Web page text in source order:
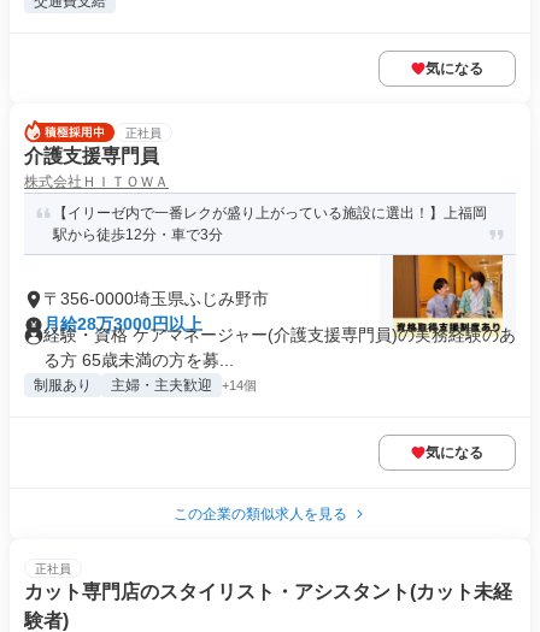
気になる
正社員
介護支援専門員
株式会社ＨＩＴＯＷＡ
【イリーゼ内で一番レクが盛り上がっている施設に選出！】上福岡
駅から徒歩12分・車で3分
〒356-0000埼玉県ふじみ野市
月給28万3000円以上
経験・資格 ケアマネージャー(介護支援専門員)の実務経験のあ
る方 65歳未満の方を募...
制服あり 主婦・主夫歓迎 +14個
気になる
この企業の類似求人を見る
正社員
カット専門店のスタイリスト・アシスタント(カット未経
験者)